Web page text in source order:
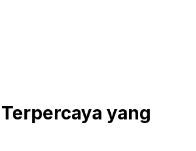
yang